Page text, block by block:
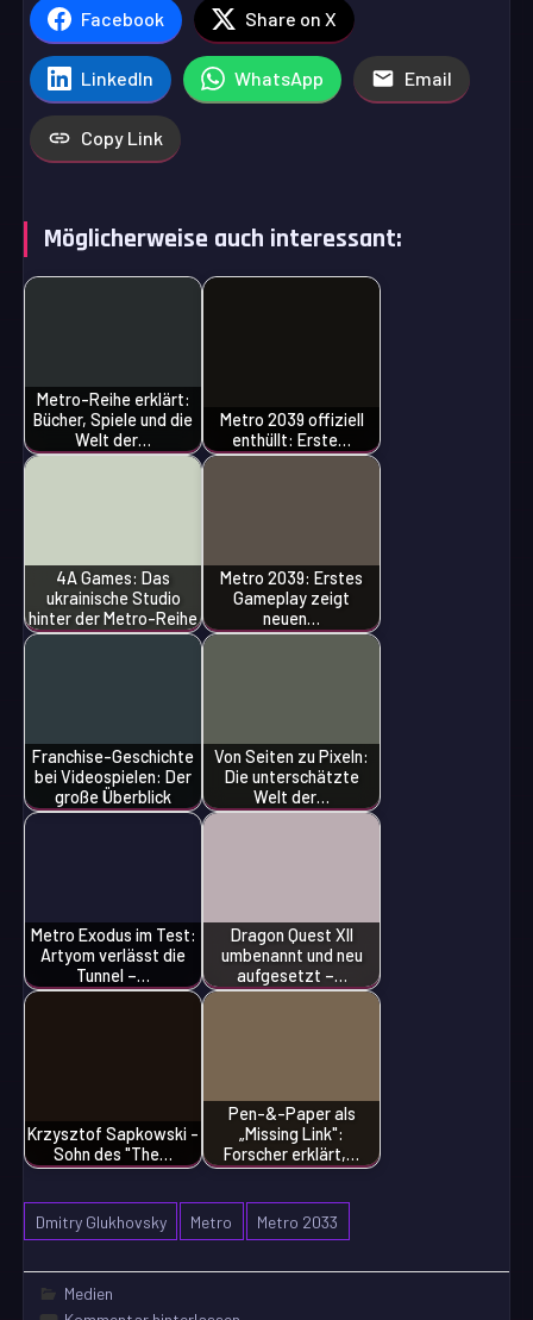
Facebook Share on X
LinkedIn WhatsApp Email
Copy Link
Möglicherweise auch interessant:
Metro-Reihe erklärt:
Bücher, Spiele und die
Welt der…
Metro 2039 offiziell
enthüllt: Erste…
4A Games: Das
ukrainische Studio
hinter der Metro-Reihe
Metro 2039: Erstes
Gameplay zeigt
neuen…
Franchise-Geschichte
bei Videospielen: Der
große Überblick
Von Seiten zu Pixeln:
Die unterschätzte
Welt der…
Metro Exodus im Test:
Artyom verlässt die
Tunnel –…
Dragon Quest XII
umbenannt und neu
aufgesetzt –…
Krzysztof Sapkowski -
Sohn des "The…
Pen-&-Paper als
„Missing Link":
Forscher erklärt,…
Dmitry Glukhovsky Metro Metro 2033
Medien